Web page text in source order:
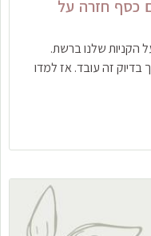
כסף חזרה על
הקניות שלנו ברשת.
בדיוק זה עובד. אז למדו